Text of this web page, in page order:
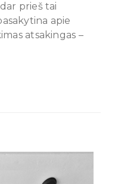
prieš tai
apie
atsakingas –